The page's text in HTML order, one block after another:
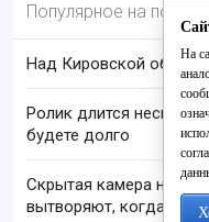
Популярное на портале
Над Кировской
Ролик длится
будете долго
Скрытая камера на
вытворяют, когда их не
На